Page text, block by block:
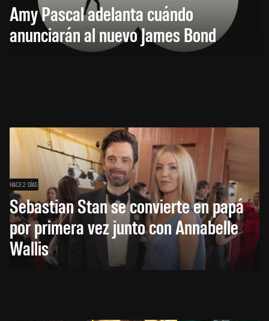
Amy Pascal adelanta cuándo
anunciarán al nuevo James Bond
HACE 2 DÍAS
Sebastian Stan se convierte en papá
por primera vez junto con Annabelle
Wallis